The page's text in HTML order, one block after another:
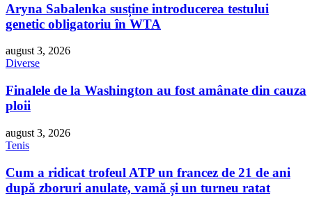
Aryna Sabalenka susține introducerea testului
genetic obligatoriu în WTA
august 3, 2026
Diverse
Finalele de la Washington au fost amânate din cauza
ploii
august 3, 2026
Tenis
Cum a ridicat trofeul ATP un francez de 21 de ani
după zboruri anulate, vamă și un turneu ratat